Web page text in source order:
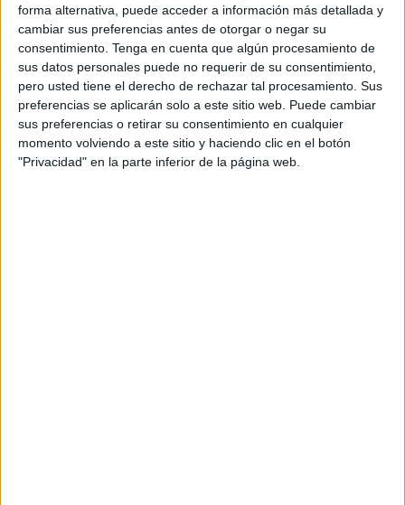
forma alternativa, puede acceder a información más detallada y
cambiar sus preferencias antes de otorgar o negar su
consentimiento. Tenga en cuenta que algún procesamiento de
sus datos personales puede no requerir de su consentimiento,
pero usted tiene el derecho de rechazar tal procesamiento. Sus
preferencias se aplicarán solo a este sitio web. Puede cambiar
sus preferencias o retirar su consentimiento en cualquier
momento volviendo a este sitio y haciendo clic en el botón
"Privacidad" en la parte inferior de la página web.
Notícia